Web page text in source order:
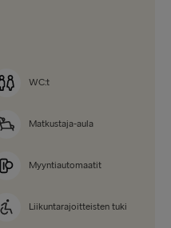
WC:t
Matkustaja-aula
Myyntiautomaatit
Liikuntarajoitteisten tuki